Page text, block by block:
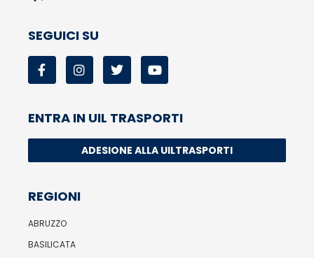
SEGUICI SU
ENTRA IN UIL TRASPORTI
ADESIONE ALLA UILTRASPORTI
REGIONI
ABRUZZO
BASILICATA